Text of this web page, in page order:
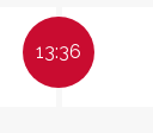
13:36